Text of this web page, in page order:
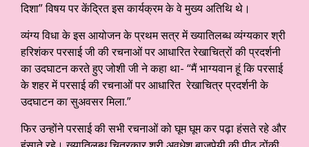
दिशा” विषय पर केंद्रित इस कार्यक्रम के वे मुख्य अतिथि थे।
व्यंग्य विधा के इस आयोजन के प्रथम सत्र में ख्यातिलब्ध व्यंग्यकार श्री
हरिशंकर परसाई जी की रचनाओं पर आधारित रेखाचित्रों की प्रदर्शनी
का उदघाटन करते हुए जोशी जी ने कहा था- “मैं भाग्यवान हूं कि परसाई
के शहर में परसाई की रचनाओं पर आधारित रेखाचित्र प्रदर्शनी के
उदघाटन का सुअवसर मिला.”
फिर उन्होंने परसाई की सभी रचनाओं को घूम घूम कर पढ़ा हंसते रहे और